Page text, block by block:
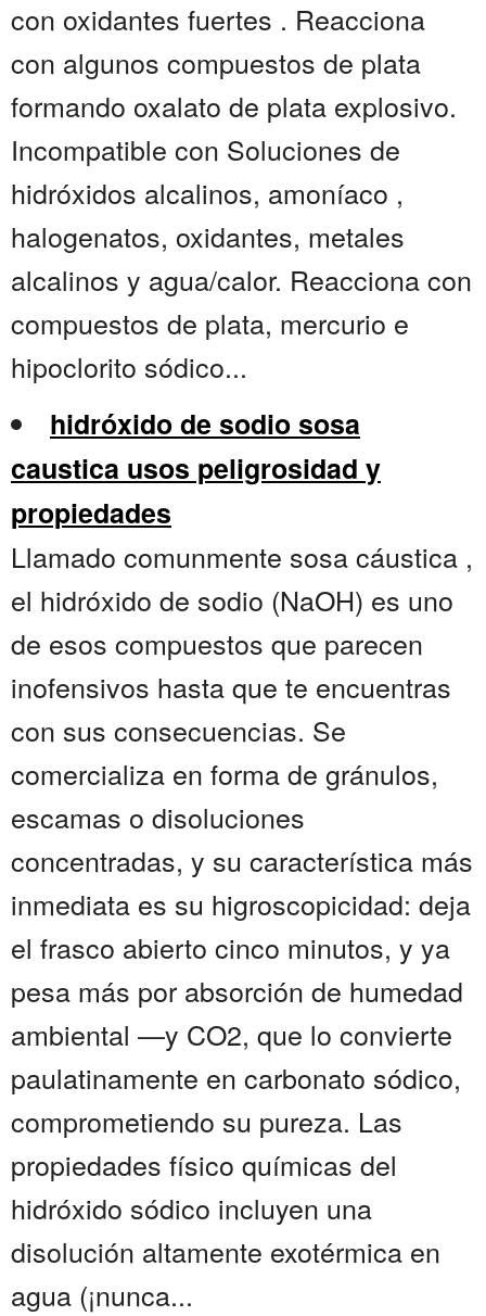
con oxidantes fuertes . Reacciona
con algunos compuestos de plata
formando oxalato de plata explosivo.
Incompatible con Soluciones de
hidróxidos alcalinos, amoníaco ,
halogenatos, oxidantes, metales
alcalinos y agua/calor. Reacciona con
compuestos de plata, mercurio e
hipoclorito sódico...
hidróxido de sodio sosa
caustica usos peligrosidad y
propiedades
Llamado comunmente sosa cáustica ,
el hidróxido de sodio (NaOH) es uno
de esos compuestos que parecen
inofensivos hasta que te encuentras
con sus consecuencias. Se
comercializa en forma de gránulos,
escamas o disoluciones
concentradas, y su característica más
inmediata es su higroscopicidad: deja
el frasco abierto cinco minutos, y ya
pesa más por absorción de humedad
ambiental —y CO2, que lo convierte
paulatinamente en carbonato sódico,
comprometiendo su pureza. Las
propiedades físico químicas del
hidróxido sódico incluyen una
disolución altamente exotérmica en
agua (¡nunca...